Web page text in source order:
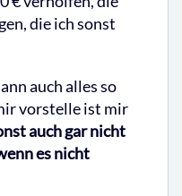
die ich sonst
auch alles so
vorstelle ist mir
auch gar nicht
es nicht